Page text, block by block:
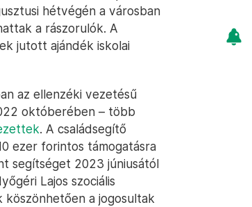
hétvégén a városban
a rászorulók. A
jutott ajándék iskolai
az ellenzéki vezetésű
októberében – több
. A családsegítő
ezer forintos támogatásra
segítséget 2023 júniusától
Lajos szociális
a jogosultak